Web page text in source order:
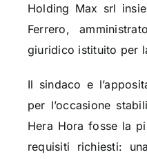
Holding Max srl
Ferrero,
giuridico istituito per
Il sindaco e
per l’occasione
Hera Hora fosse la
requisiti richiesti: